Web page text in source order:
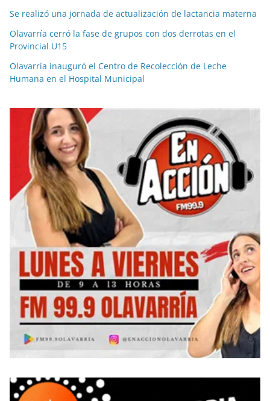
Se realizó una jornada de actualización de lactancia materna
Olavarría cerró la fase de grupos con dos derrotas en el
Provincial U15
Olavarría inauguró el Centro de Recolección de Leche
Humana en el Hospital Municipal